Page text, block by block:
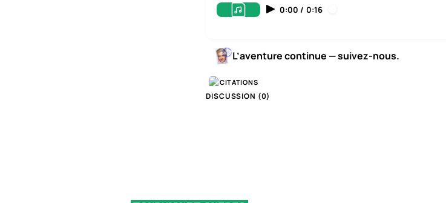
0:00 / 0:16
L’aventure continue — suivez-nous.
CITATIONS
DISCUSSION (0)